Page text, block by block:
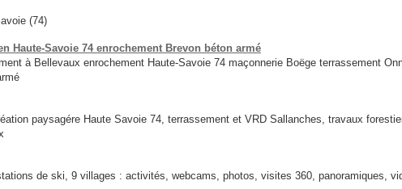
(74)
Haute-Savoie 74 enrochement Brevon béton armé
à Bellevaux enrochement Haute-Savoie 74 maçonnerie Boëge terrassement
paysagére Haute Savoie 74, terrassement et VRD Sallanches, travaux
de ski, 9 villages : activités, webcams, photos, visites 360, panoramiques,